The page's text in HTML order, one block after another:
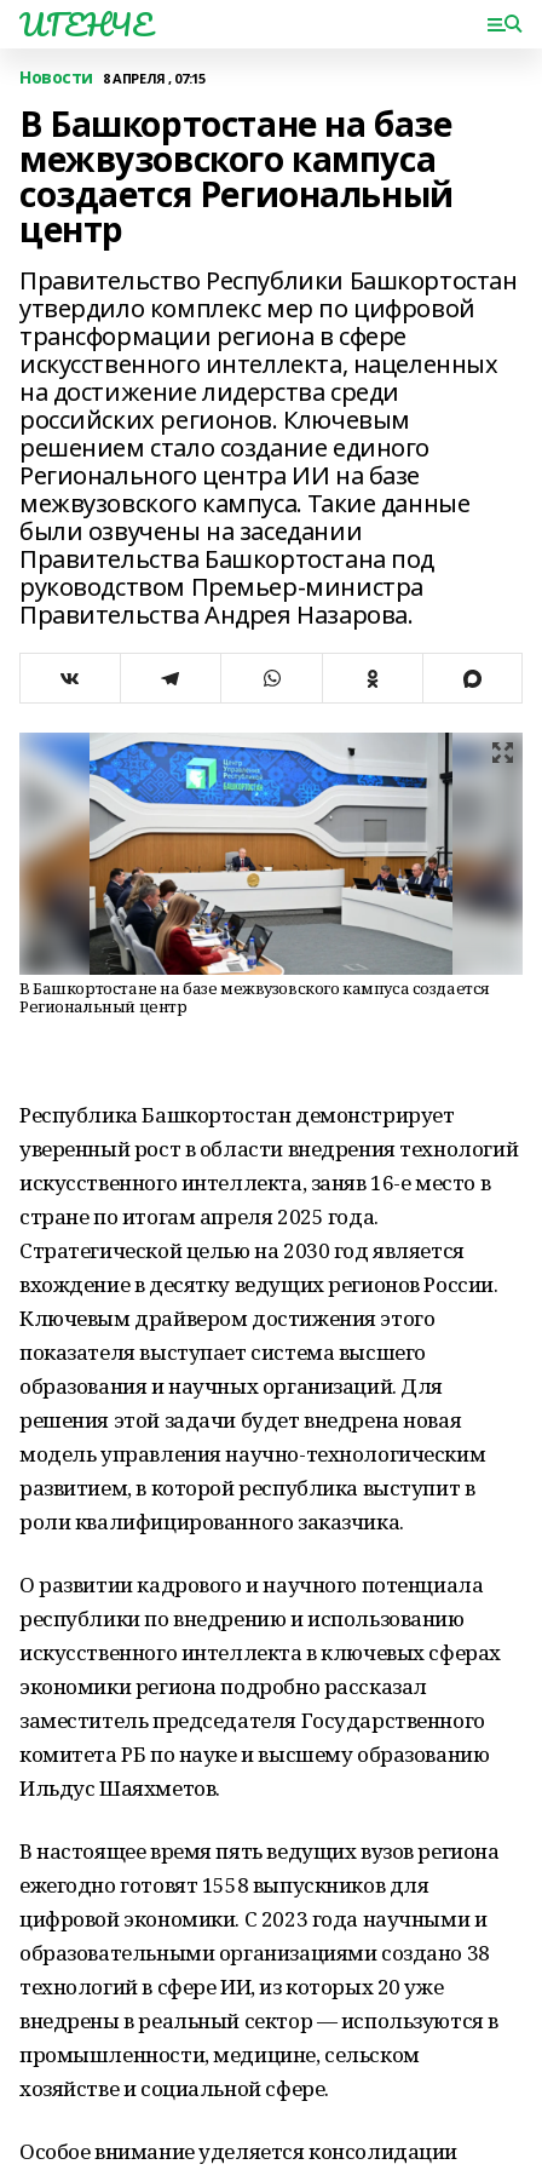
ИГЕНЧЕ
Новости 8 АПРЕЛЯ , 07:15
В Башкортостане на базе
межвузовского кампуса
создается Региональный
центр
Правительство Республики Башкортостан
утвердило комплекс мер по цифровой
трансформации региона в сфере
искусственного интеллекта, нацеленных
на достижение лидерства среди
российских регионов. Ключевым
решением стало создание единого
Регионального центра ИИ на базе
межвузовского кампуса. Такие данные
были озвучены на заседании
Правительства Башкортостана под
руководством Премьер-министра
Правительства Андрея Назарова.
В Башкортостане на базе межвузовского кампуса создается
Региональный центр
Республика Башкортостан демонстрирует
уверенный рост в области внедрения технологий
искусственного интеллекта, заняв 16-е место в
стране по итогам апреля 2025 года.
Стратегической целью на 2030 год является
вхождение в десятку ведущих регионов России.
Ключевым драйвером достижения этого
показателя выступает система высшего
образования и научных организаций. Для
решения этой задачи будет внедрена новая
модель управления научно-технологическим
развитием, в которой республика выступит в
роли квалифицированного заказчика.
О развитии кадрового и научного потенциала
республики по внедрению и использованию
искусственного интеллекта в ключевых сферах
экономики региона подробно рассказал
заместитель председателя Государственного
комитета РБ по науке и высшему образованию
Ильдус Шаяхметов.
В настоящее время пять ведущих вузов региона
ежегодно готовят 1558 выпускников для
цифровой экономики. С 2023 года научными и
образовательными организациями создано 38
технологий в сфере ИИ, из которых 20 уже
внедрены в реальный сектор — используются в
промышленности, медицине, сельском
хозяйстве и социальной сфере.
Особое внимание уделяется консолидации